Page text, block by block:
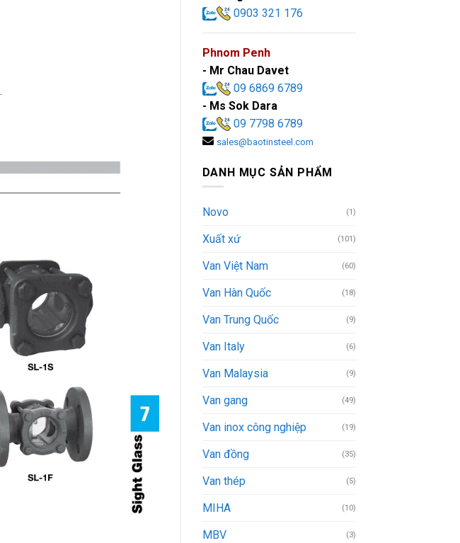
0903 321 176
Phnom Penh
- Mr Chau Davet
09 6869 6789
- Ms Sok Dara
09 7798 6789
sales@baotinsteel.com
DANH MỤC SẢN PHẨM
Novo (1)
Xuất xứ (101)
Van Việt Nam (60)
Van Hàn Quốc (18)
Van Trung Quốc (9)
Van Italy (6)
Van Malaysia (9)
Van gang (49)
Van inox công nghiệp (19)
Van đồng (35)
Van thép (5)
MIHA (10)
MBV (3)